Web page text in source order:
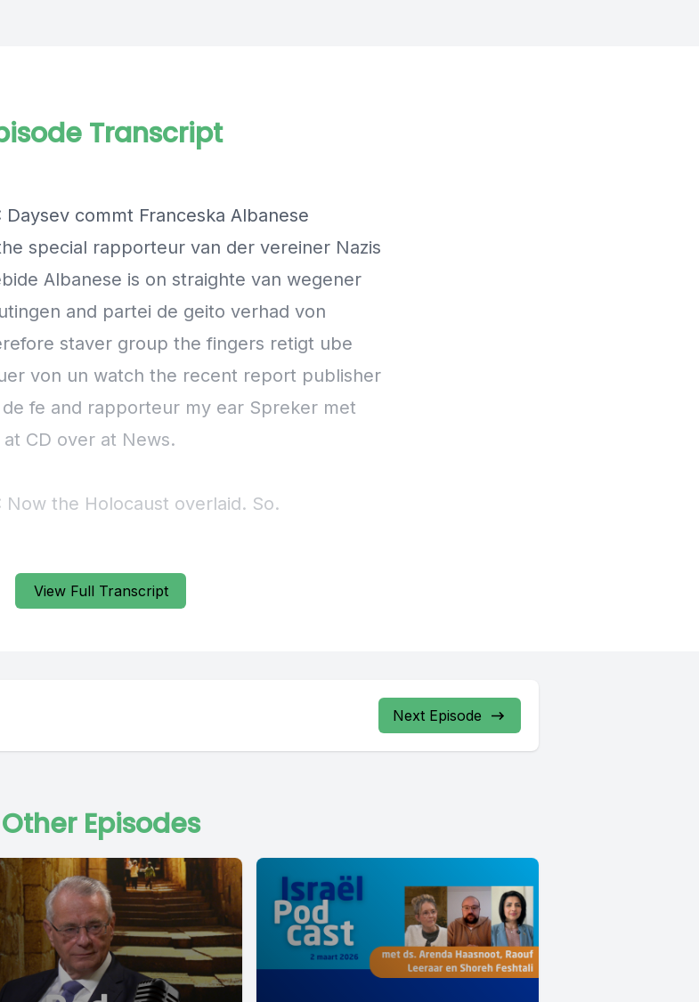
View Full Transcript
Transcript
commt Franceska Albanese
special rapporteur van der vereiner Nazis
Albanese is on straighte van wegener
and partei de geito verhad von
staver group the fingers retigt ube
von un watch the recent report publisher
fe and rapporteur my ear Spreker met
CD over at News.
Now the Holocaust overlaid. So.
is around the hand.
the israelhaved Afrikander topamas
that Israel nirval.
and heiligt Eyd wehrhum dut
Hiller neuer. This coming Thursday,
come to the Dutch Parliament to speak.
UN Watch published a 60 page
Albanese and that she should be removed
un. Can you explain me what is the main
Next Episode
Other Episodes